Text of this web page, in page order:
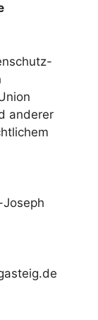
anderer